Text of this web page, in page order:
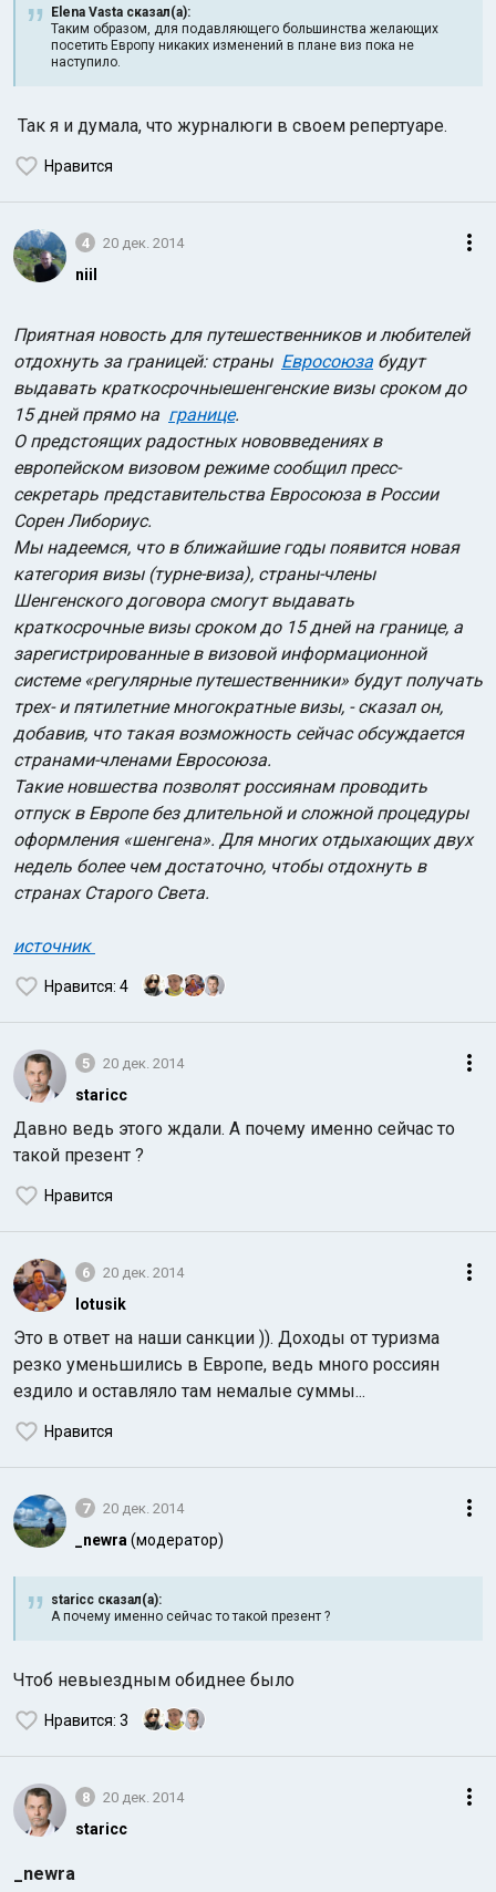
Elena Vasta сказал(а):
Таким образом, для подавляющего большинства желающих
посетить Европу никаких изменений в плане виз пока не
наступило.
Так я и думала, что журналюги в своем репертуаре.
Нравится
4 20 дек. 2014
niil
Приятная новость для путешественников и любителей
отдохнуть за границей: страны Евросоюза будут
выдавать краткосрочныешенгенские визы сроком до
15 дней прямо на границе.
О предстоящих радостных нововведениях в
европейском визовом режиме сообщил пресс-
секретарь представительства Евросоюза в России
Сорен Либориус.
Мы надеемся, что в ближайшие годы появится новая
категория визы (турне-виза), страны-члены
Шенгенского договора смогут выдавать
краткосрочные визы сроком до 15 дней на границе, а
зарегистрированные в визовой информационной
системе «регулярные путешественники» будут получать
трех- и пятилетние многократные визы, - сказал он,
добавив, что такая возможность сейчас обсуждается
странами-членами Евросоюза.
Такие новшества позволят россиянам проводить
отпуск в Европе без длительной и сложной процедуры
оформления «шенгена». Для многих отдыхающих двух
недель более чем достаточно, чтобы отдохнуть в
странах Старого Света.
источник
Нравится: 4
5 20 дек. 2014
staricc
Давно ведь этого ждали. А почему именно сейчас то
такой презент ?
Нравится
6 20 дек. 2014
lotusik
Это в ответ на наши санкции )). Доходы от туризма
резко уменьшились в Европе, ведь много россиян
ездило и оставляло там немалые суммы...
Нравится
7 20 дек. 2014
_newra (модератор)
staricc сказал(а):
А почему именно сейчас то такой презент ?
Чтоб невыездным обиднее было
Нравится: 3
8 20 дек. 2014
staricc
_newra